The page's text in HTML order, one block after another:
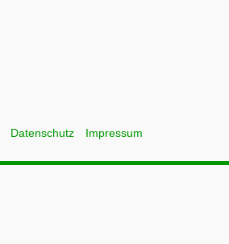
Datenschutz Impressum